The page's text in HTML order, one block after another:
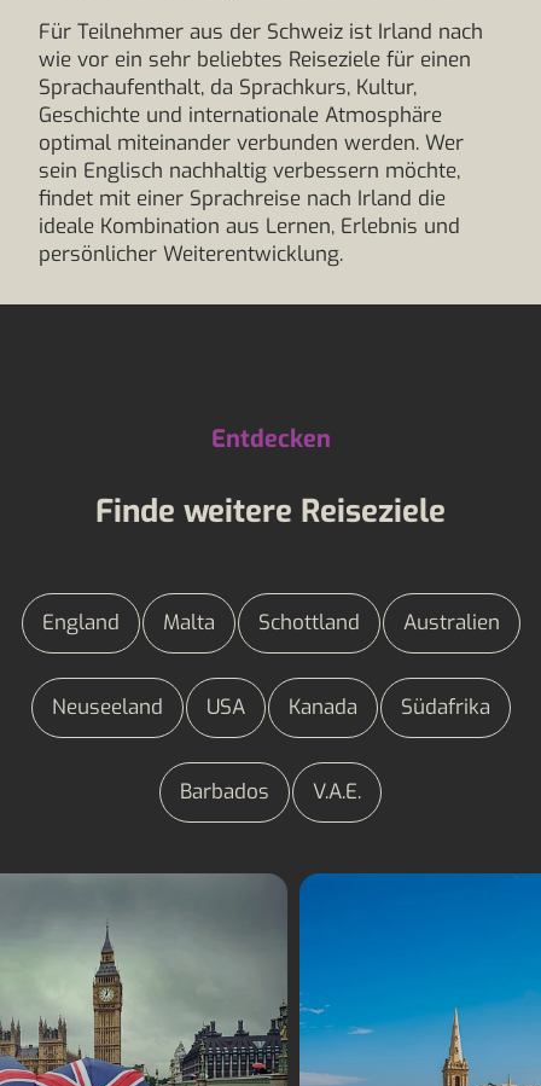
Für Teilnehmer aus der Schweiz ist Irland nach
wie vor ein sehr beliebtes Reiseziele für einen
Sprachaufenthalt, da Sprachkurs, Kultur,
Geschichte und internationale Atmosphäre
optimal miteinander verbunden werden. Wer
sein Englisch nachhaltig verbessern möchte,
findet mit einer Sprachreise nach Irland die
ideale Kombination aus Lernen, Erlebnis und
persönlicher Weiterentwicklung.
Entdecken
Finde weitere Reiseziele
England Malta Schottland Australien
Neuseeland USA Kanada Südafrika
Barbados V.A.E.
Sprachaufenthalt
England